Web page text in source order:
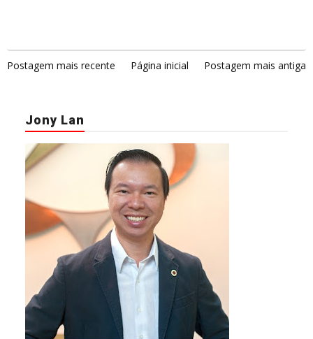
Postagem mais recente Página inicial Postagem mais antiga
Jony Lan